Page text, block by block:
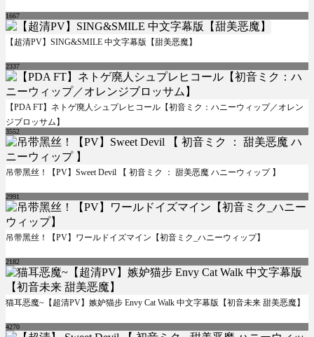
1667
【超清PV】SING&SMILE 中文字幕版【甜美恶魔】
2337
【PDA FT】ネトゲ廃人シュプレヒコール【初音ミク：ハニーウィップ／オレン
ジブロッサム】
3552
吊带黑丝！【PV】Sweet Devil 【 初音ミク ： 甜美恶魔 ハニーウィップ 】
2991
吊带黑丝！【PV】ワールドイズマイン【初音ミク_ハニーウィップ】
2182
猫耳恶魔~【超清PV】嫉妒猫步 Envy Cat Walk 中文字幕版【初音未来 甜美恶魔】
4270